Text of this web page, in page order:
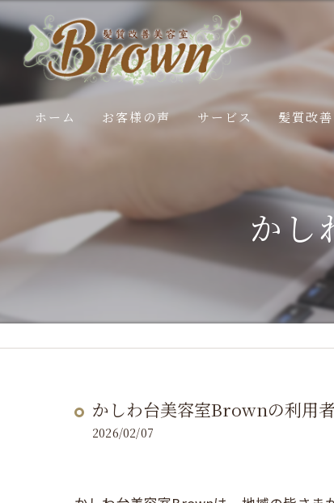
ホーム お客様の声 サービス
エステコースの流れ
髪質改善
50代髪の
40代髪
30代髪の
20代髪の
かし
かしわ台美容室Brownの利用
2026/02/07